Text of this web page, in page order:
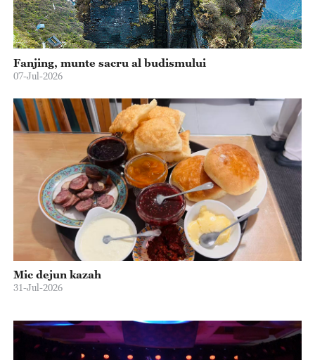
Fanjing, munte sacru al budismului
07-Jul-2026
Mic dejun kazah
31-Jul-2026